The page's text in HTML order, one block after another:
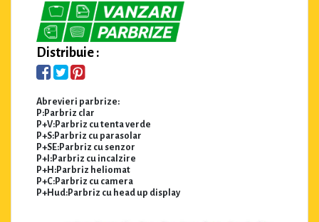
Distribuie :
Abrevieri parbrize:
P:Parbriz clar
P+V:Parbriz cu tenta verde
P+S:Parbriz cu parasolar
P+SE:Parbriz cu senzor
P+I:Parbriz cu incalzire
P+H:Parbriz heliomat
P+C:Parbriz cu camera
P+Hud:Parbriz cu head up display